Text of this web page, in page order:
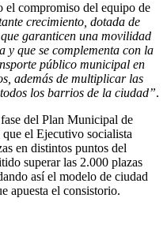
el compromiso del equipo de
crecimiento, dotada de
garanticen una movilidad
y que se complementa con la
público municipal en
además de multiplicar las
los barrios de la ciudad”.
del Plan Municipal de
el Ejecutivo socialista
en distintos puntos del
superar las 2.000 plazas
así el modelo de ciudad
apuesta el consistorio.